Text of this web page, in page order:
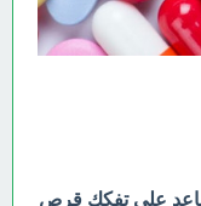
على تفكك قرص